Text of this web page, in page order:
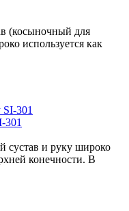
(косыночный для
используется как
301
сустав и руку широко
конечности. В